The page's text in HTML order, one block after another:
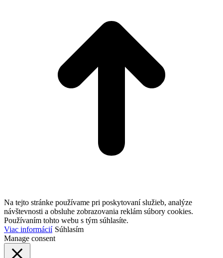
Na tejto stránke používame pri poskytovaní služieb, analýze
návštevnosti a obsluhe zobrazovania reklám súbory cookies.
Používaním tohto webu s tým súhlasíte.
Viac informácií Súhlasím
Manage consent